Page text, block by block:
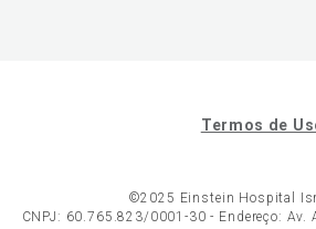
Termos de
©2025 Einstein Hospital
CNPJ: 60.765.823/0001-30 - Endereço: